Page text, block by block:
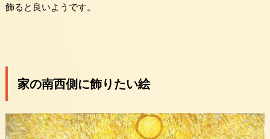
飾ると良いようです。
家の南西側に飾りたい絵